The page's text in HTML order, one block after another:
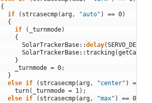
{
if
( strcasecmp(arg, "auto" ) == 0)
{
if
( _turnmode)
{
SolarTrackerBase::delay(SERVO_DELAY
SolarTrackerBase::tracking(
}
_turnmode = 0;
}
else if ( strcasecmp(arg, "center" ) ==
turn( _turnmode = 1) ;
else if ( strcasecmp(arg, "max" ) == 0